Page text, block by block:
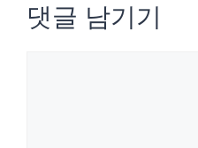
댓글 남기기